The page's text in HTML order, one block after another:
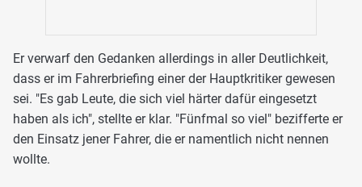
Er verwarf den Gedanken allerdings in aller Deutlichkeit,
dass er im Fahrerbriefing einer der Hauptkritiker gewesen
sei. "Es gab Leute, die sich viel härter dafür eingesetzt
haben als ich", stellte er klar. "Fünfmal so viel" bezifferte er
den Einsatz jener Fahrer, die er namentlich nicht nennen
wollte.